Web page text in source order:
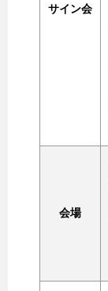
サイン会
会場